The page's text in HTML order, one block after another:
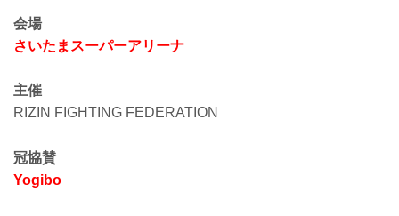
会場
さいたまスーパーアリーナ
主催
RIZIN FIGHTING FEDERATION
冠協賛
Yogibo